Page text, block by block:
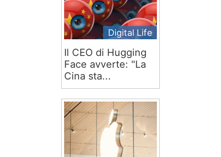
Digital Life
Il CEO di Hugging
Face avverte: "La
Cina sta...